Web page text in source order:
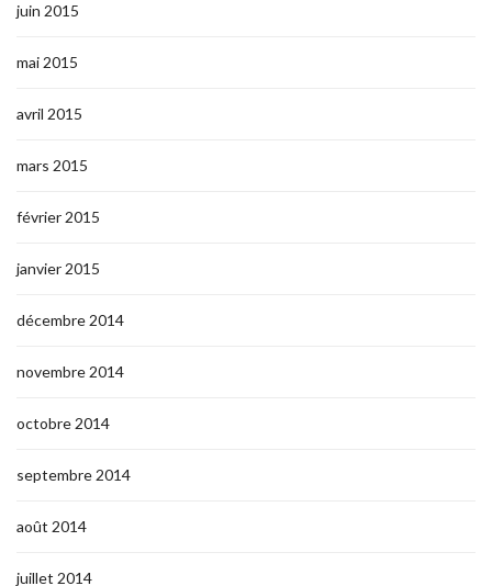
juin 2015
mai 2015
avril 2015
mars 2015
février 2015
janvier 2015
décembre 2014
novembre 2014
octobre 2014
septembre 2014
août 2014
juillet 2014